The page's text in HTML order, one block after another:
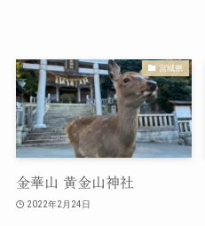
宮城県
金華山 黄金山神社
2022年2月24日